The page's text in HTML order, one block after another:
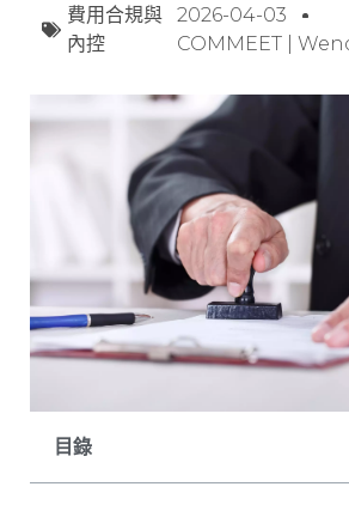
費用合規與
內控
2026-04-03
COMMEET |
目錄